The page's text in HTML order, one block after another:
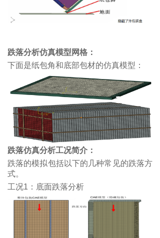
跌落分析仿真模型网格：
下面是纸包角和底部包材的仿真模型：
跌落仿真分析工况简介：
跌落的模拟包括以下的几种常见的跌落方
式。
工况1：底面跌落分析